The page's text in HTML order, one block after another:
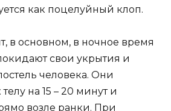
как поцелуйный клоп.
в основном, в ночное время
свои укрытия и
человека. Они
на 15 – 20 минут и
возле ранки. При